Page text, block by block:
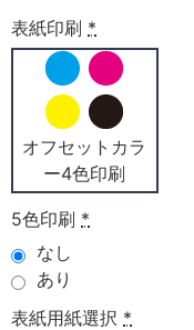
表紙印刷 *
オフセットカラ
ー4色印刷
5色印刷 *
なし
あり
表紙用紙選択 *